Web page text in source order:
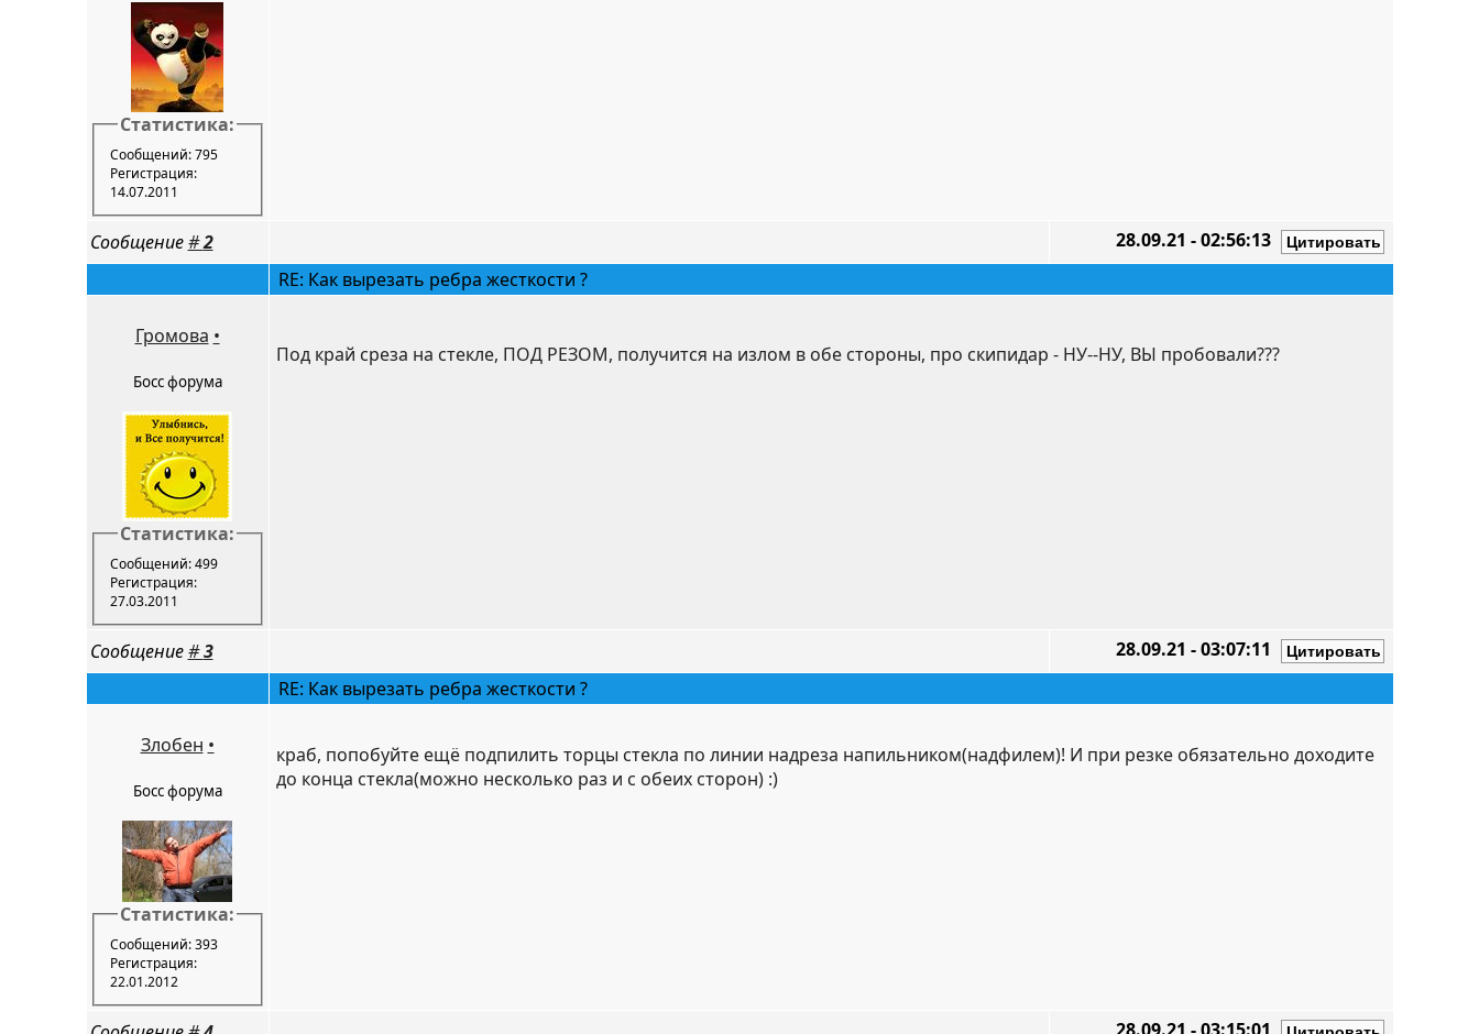
Статистика:
Сообщений: 795
Регистрация:
14.07.2011
Сообщение#2
28.09.21 - 02:56:13
RE: Как вырезать ребра жесткости ?
Громова •
Босс форума
Статистика:
Сообщений: 499
Регистрация:
27.03.2011
Под край среза на стекле, ПОД РЕЗОМ, получится на излом в обе стороны, про скипидар - НУ--НУ, ВЫ пробовали???
Сообщение#3
28.09.21 - 03:07:11
RE: Как вырезать ребра жесткости ?
Злобен •
Босс форума
Статистика:
Сообщений: 393
Регистрация:
22.01.2012
краб, попобуйте ещё подпилить торцы стекла по линии надреза напильником(надфилем)! И при резке обязательно доходите
до конца стекла(можно несколько раз и с обеих сторон) :)